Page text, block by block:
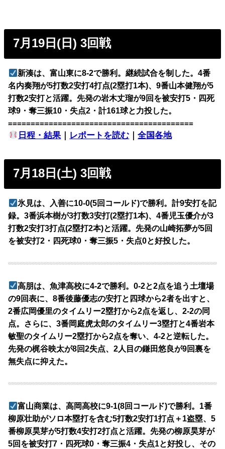
7月19日(日) 3回戦
新湊は、富山東に8-2で勝利。継続試合を制した。4番
名内奏翔が5打数2安打4打点(2塁打1本)、9番山本健翔が5
打数2安打と活躍。先発の岩木丈瑠が9回を被安打5・四死
球9・奪三振10・失点2・計161球と力投した。
=========================================
日程・結果｜ レポートを読む ｜全国各地
7月18日(土) 3回戦
氷見は、入善に10-0(5回コールド)で勝利。計9安打を記
録。3番浜本樹が3打数3安打(2塁打1本)、4番児玉優介が3
打数2安打3打点(2塁打2本)と活躍。先発の山崎拓夢が5回
を被安打2・四死球0・奪三振5・失点0と好投した。
高朋は、魚津高校に4-2で勝利。0-2と2点を追う土壇場
の9回表に、8番後藤優志の安打と四球から2者を出すと、
2番広岡優里のタイムリー2塁打から2点を返し、2-2の同
点。さらに、3番岡庭虎太郎のタイムリー3塁打と4番岩本
敏聖のタイムリー2塁打から2点を奪い、4-2と逆転した。
先発の梶谷映太が8回2失点、2人目の鎌田悠良が9回裏を
無失点に抑えた。
富山商業は、高岡高校に9-1(8回コールド)で勝利。1番
柳原壮助がソロ本塁打を含む5打数2安打1打点＋1盗塁、5
番柳原昊芽が5打数4安打2打点と活躍。先発の柳原昊芽が
5回を被安打7・四死球0・奪三振4・失点1と好投し、その